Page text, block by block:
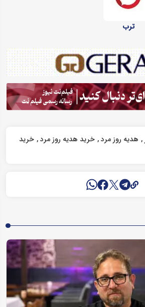
ترب
هدیه روز مرد خرید هدیه روز مرد خرید